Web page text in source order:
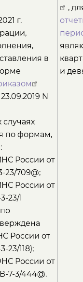
г.
в
N
по формам,
России от
23/709@;
России от
23/1
по
России от
23/118);
России от
7-3/444@.
,
и